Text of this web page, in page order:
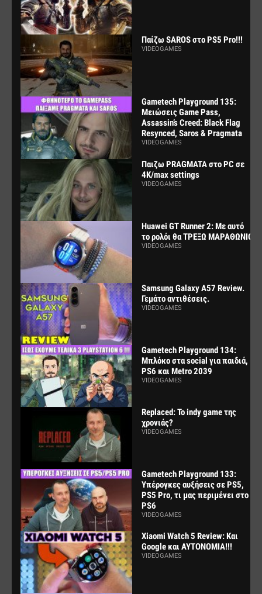
Παίζω SAROS στο PS5 Pro!!!
VIDEOGAMES
Gametech Playground 135:
Μειώσεις Game Pass,
Assassin’s Creed: Black Flag
Resynced, Saros & Pragmata
VIDEOGAMES
Παιζω PRAGMATA στο PC σε
4K/max settings
VIDEOGAMES
Huawei GT Runner 2: Με αυτό
το ρολόι θα ΤΡΕΞΩ ΜΑΡΑΘΩΝΙΟ
VIDEOGAMES
Samsung Galaxy A57 Review.
Γεμάτο αντιθέσεις.
VIDEOGAMES
Gametech Playground 134:
Μπλόκο στα social για παιδιά,
PS6 και Metro 2039
VIDEOGAMES
Replaced: Το indy game της
χρονιάς?
VIDEOGAMES
Gametech Playground 133:
Υπέρογκες αυξήσεις σε PS5,
PS5 Pro, τι μας περιμένει στο
PS6
VIDEOGAMES
Xiaomi Watch 5 Review: Και
Google και ΑΥΤΟΝΟΜΙΑ!!!
VIDEOGAMES